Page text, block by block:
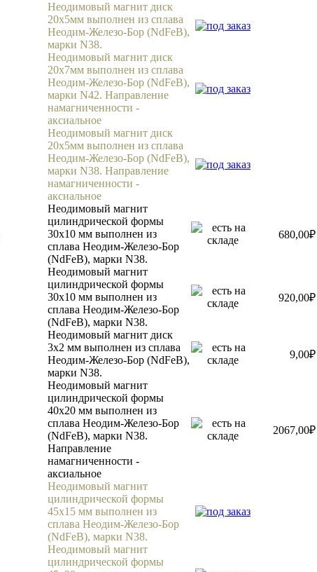
Неодимовый магнит диск
20х5мм выполнен из сплава
Неодим-Железо-Бор (NdFeB),
марки N38.
Неодимовый магнит диск
20х7мм выполнен из сплава
Неодим-Железо-Бор (NdFeB),
марки N42. Направление
намагниченности -
аксиальное
Неодимовый магнит диск
20х5мм выполнен из сплава
Неодим-Железо-Бор (NdFeB),
марки N38. Направление
намагниченности -
аксиальное
Неодимовый магнит
цилиндрической формы
30х10 мм выполнен из
сплава Неодим-Железо-Бор
(NdFeB), марки N38.
680,00₽
Неодимовый магнит
цилиндрической формы
30х10 мм выполнен из
сплава Неодим-Железо-Бор
(NdFeB), марки N38.
920,00₽
Неодимовый магнит диск
3х2 мм выполнен из сплава
Неодим-Железо-Бор (NdFeB),
марки N38.
9,00₽
Неодимовый магнит
цилиндрической формы
40х20 мм выполнен из
сплава Неодим-Железо-Бор
(NdFeB), марки N38.
Направление
намагниченности -
аксиальное
2067,00₽
Неодимовый магнит
цилиндрической формы
45х15 мм выполнен из
сплава Неодим-Железо-Бор
(NdFeB), марки N38.
Неодимовый магнит
цилиндрической формы